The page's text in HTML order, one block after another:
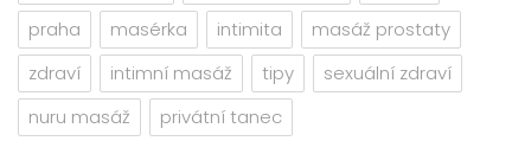
praha
masérka intimita
masáž prostaty
zdraví
intimní masáž tipy
sexuální zdraví
nuru masáž
privátní tanec